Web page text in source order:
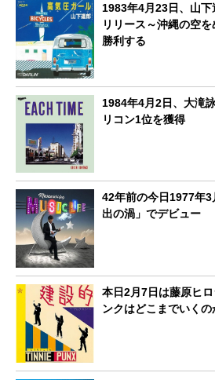
1983年4月23日、山
リリース～沖縄の空
勝利する
1984年4月2日、大滝
リコン1位を獲得
42年前の今日1977年
出の渦」でデビュー
本日2月7日は藤原ヒ
ンクはどこまでいくの